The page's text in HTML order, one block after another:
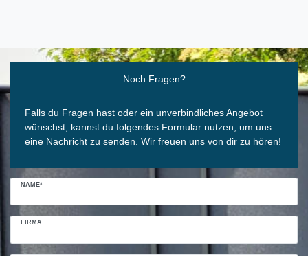
Noch Fragen?
Falls du Fragen hast oder ein unverbindliches Angebot
wünschst, kannst du folgendes Formular nutzen, um uns
eine Nachricht zu senden. Wir freuen uns von dir zu hören!
NAME*
FIRMA
Ceres::Template.mailFormHoneypotLabel